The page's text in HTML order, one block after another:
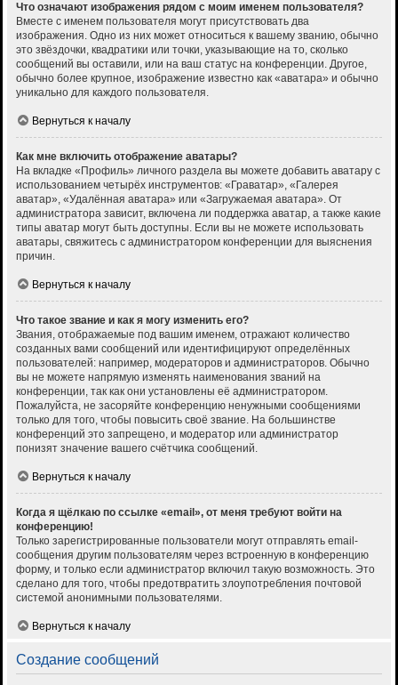
Что означают изображения рядом с моим именем пользователя?
Вместе с именем пользователя могут присутствовать два
изображения. Одно из них может относиться к вашему званию, обычно
это звёздочки, квадратики или точки, указывающие на то, сколько
сообщений вы оставили, или на ваш статус на конференции. Другое,
обычно более крупное, изображение известно как «аватара» и обычно
уникально для каждого пользователя.
Вернуться к началу
Как мне включить отображение аватары?
На вкладке «Профиль» личного раздела вы можете добавить аватару с
использованием четырёх инструментов: «Граватар», «Галерея
аватар», «Удалённая аватара» или «Загружаемая аватара». От
администратора зависит, включена ли поддержка аватар, а также какие
типы аватар могут быть доступны. Если вы не можете использовать
аватары, свяжитесь с администратором конференции для выяснения
причин.
Вернуться к началу
Что такое звание и как я могу изменить его?
Звания, отображаемые под вашим именем, отражают количество
созданных вами сообщений или идентифицируют определённых
пользователей: например, модераторов и администраторов. Обычно
вы не можете напрямую изменять наименования званий на
конференции, так как они установлены её администратором.
Пожалуйста, не засоряйте конференцию ненужными сообщениями
только для того, чтобы повысить своё звание. На большинстве
конференций это запрещено, и модератор или администратор
понизят значение вашего счётчика сообщений.
Вернуться к началу
Когда я щёлкаю по ссылке «email», от меня требуют войти на
конференцию!
Только зарегистрированные пользователи могут отправлять email-
сообщения другим пользователям через встроенную в конференцию
форму, и только если администратор включил такую возможность. Это
сделано для того, чтобы предотвратить злоупотребления почтовой
системой анонимными пользователями.
Вернуться к началу
Создание сообщений